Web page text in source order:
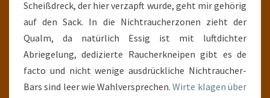
Scheißdreck, der hier verzapft wurde, geht mir gehörig
auf den Sack. In die Nichtraucherzonen zieht der
Qualm, da natürlich Essig ist mit luftdichter
Abriegelung, dedizierte Raucherkneipen gibt es de
facto und nicht wenige ausdrückliche Nichtraucher-
Bars sind leer wie Wahlversprechen.Wirte klagen über